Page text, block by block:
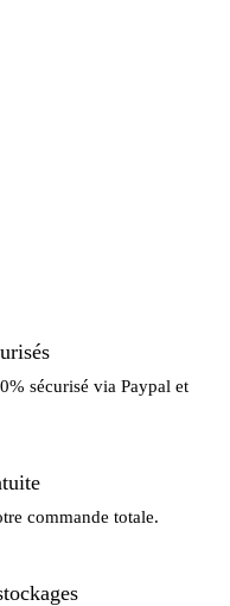
sécurisé via Paypal et
commande totale.